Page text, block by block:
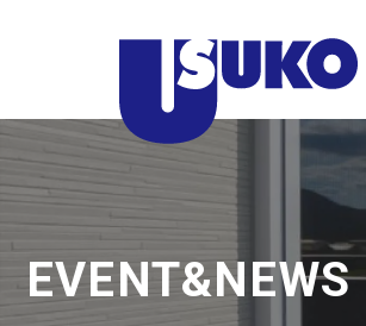
県
の
文
EVENT&NEWS